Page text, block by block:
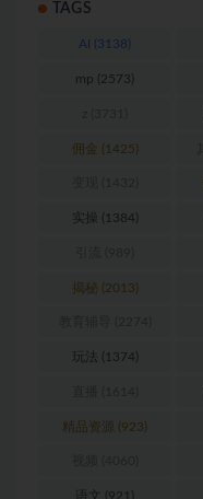
TAGS
AI (3138)
mp (2573)
佣金 (1425)
实操 (1384)
揭秘(2013)
玩法 (1374)
精品资源 (923)
语文 (921)